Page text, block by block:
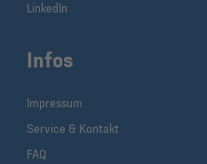
Infos
Impressum
Service & Kontakt
FAQ
LinkedIn